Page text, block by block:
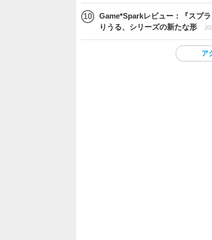
Game*Sparkレビュー：『スプ
りうる、シリーズの新たな形
ア